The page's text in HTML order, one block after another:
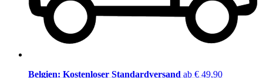
Belgien: Kostenloser Standardversand ab € 49,90